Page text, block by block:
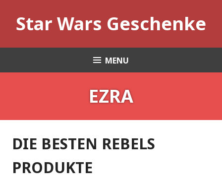
contentStar Wars Geschenke
MENU
EZRA
DIE BESTEN REBELS
PRODUKTE